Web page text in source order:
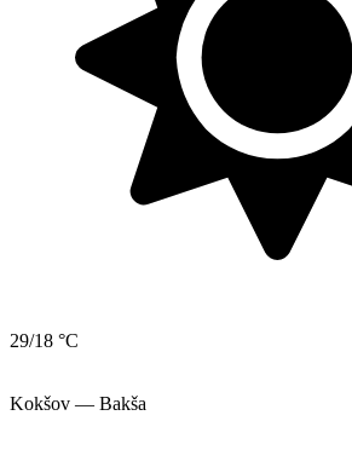
29/18 °C
Kokšov — Bakša